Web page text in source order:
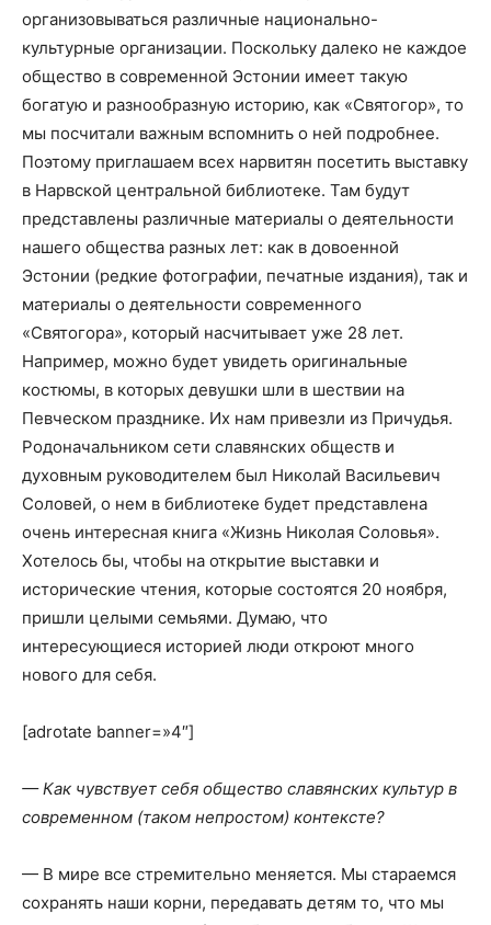
организовываться различные национально-
культурные организации. Поскольку далеко не каждое
общество в современной Эстонии имеет такую
богатую и разнообразную историю, как «Святогор», то
мы посчитали важным вспомнить о ней подробнее.
Поэтому приглашаем всех нарвитян посетить выставку
в Нарвской центральной библиотеке. Там будут
представлены различные материалы о деятельности
нашего общества разных лет: как в довоенной
Эстонии (редкие фотографии, печатные издания), так и
материалы о деятельности современного
«Святогора», который насчитывает уже 28 лет.
Например, можно будет увидеть оригинальные
костюмы, в которых девушки шли в шествии на
Певческом празднике. Их нам привезли из Причудья.
Родоначальником сети славянских обществ и
духовным руководителем был Николай Васильевич
Соловей, о нем в библиотеке будет представлена
очень интересная книга «Жизнь Николая Соловья».
Хотелось бы, чтобы на открытие выставки и
исторические чтения, которые состоятся 20 ноября,
пришли целыми семьями. Думаю, что
интересующиеся историей люди откроют много
нового для себя.
[adrotate banner=»4″]
— Как чувствует себя общество славянских культур в
современном (таком непростом) контексте?
— В мире все стремительно меняется. Мы стараемся
сохранять наши корни, передавать детям то, что мы